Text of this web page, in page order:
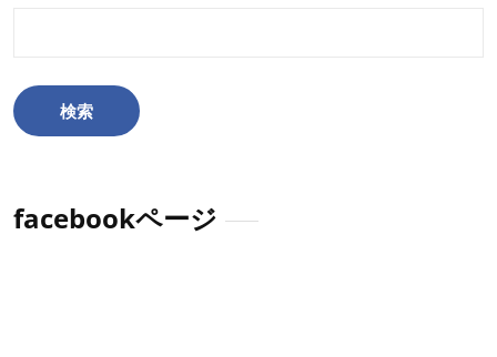
送
り
facebookページ